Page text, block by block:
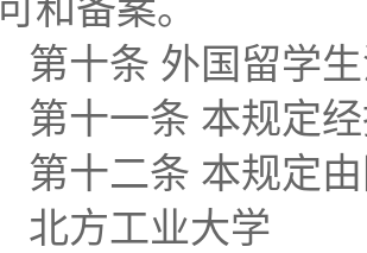
可和备案。
第十条 外国留学
第十一条 本规定
第十二条 本规定
北方工业大学